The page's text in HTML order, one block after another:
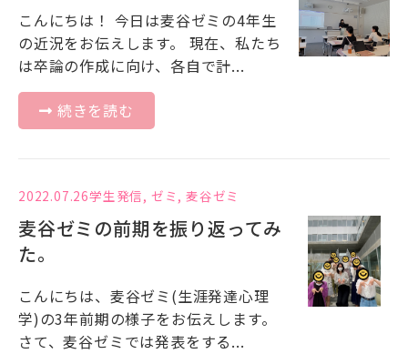
こんにちは！ 今日は麦谷ゼミの4年生
の近況をお伝えします。 現在、私たち
は卒論の作成に向け、各自で計...
続きを読む
2022.07.26学生発信, ゼミ ,麦谷ゼミ
麦谷ゼミの前期を振り返ってみ
た。
こんにちは、麦谷ゼミ(生涯発達心理
学)の3年前期の様子をお伝えします。
さて、麦谷ゼミでは発表をする...